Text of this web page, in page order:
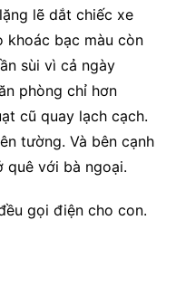
lẽ dắt chiếc xe
khoác bạc màu còn
sùi vì cả ngày
phòng chỉ hơn
cũ quay lạch cạch.
tường. Và bên cạnh
quê với bà ngoại.
gọi điện cho con.